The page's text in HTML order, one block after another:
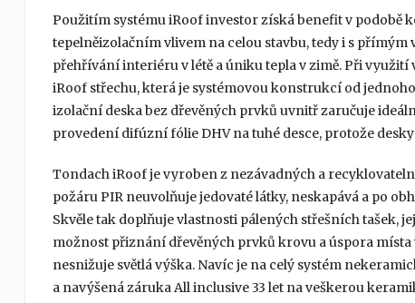
Použitím systému iRoof investor získá benefit v podobě
tepelněizolačním vlivem na celou stavbu, tedy i s
přehřívání interiéru v létě a úniku tepla v zimě. Při
iRoof střechu, která je systémovou konstrukcí od
izolační deska bez dřevěných prvků uvnitř zaručuje
provedení difúzní fólie DHV na tuhé desce, protože
Tondach iRoof je vyroben z nezávadných a
požáru PIR neuvolňuje jedovaté látky, neskapává a po
Skvěle tak doplňuje vlastnosti pálených střešních tašek,
možnost přiznání dřevěných prvků krovu a úspora
nesnižuje světlá výška. Navíc je na celý systém
a navýšená záruka All inclusive 33 let na veškerou